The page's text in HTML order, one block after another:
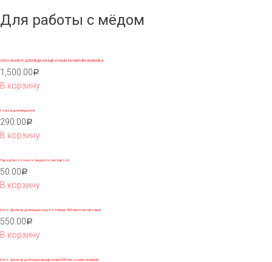
Для работы с мёдом
СИТО-ФИЛЬТР ДЛЯ МЕДА КВАДРАТНЫЙ 335 ММ НЕРЖАВЕЙКА
1,500.00 Р
В корзину
Совок для меда н/ж
290.00 Р
В корзину
Тара для сотового меда (полистирол)
50.00 Р
В корзину
Сито-фильтр для меда на куботейнер 300 мм пластиковый
550.00 Р
В корзину
Сито-фильтр для меда квадратный 335 мм оцинкованный